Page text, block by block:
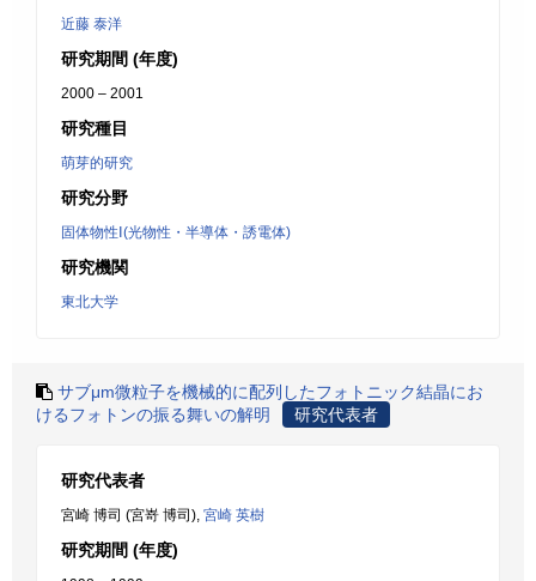
近藤 泰洋
研究期間 (年度)
2000 – 2001
研究種目
萌芽的研究
研究分野
固体物性Ⅰ(光物性・半導体・誘電体)
研究機関
東北大学
サブμm微粒子を機械的に配列したフォトニック結晶にお
けるフォトンの振る舞いの解明
研究代表者
研究代表者
宮崎 博司 (宮嵜 博司), 宮崎 英樹
研究期間 (年度)